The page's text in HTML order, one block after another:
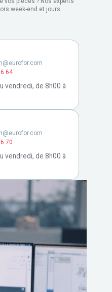
week-end et jours
64
vendredi, de 8h00 à
70
vendredi, de 8h00 à